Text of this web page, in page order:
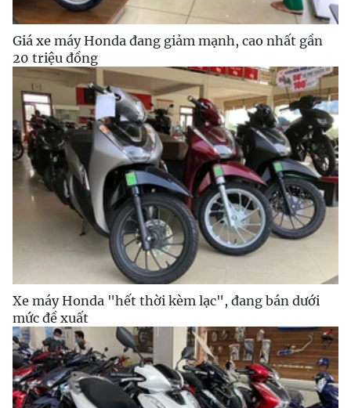
Giá xe máy Honda đang giảm mạnh, cao nhất gần
20 triệu đồng
Xe máy Honda "hết thời kèm lạc", đang bán dưới
mức đề xuất